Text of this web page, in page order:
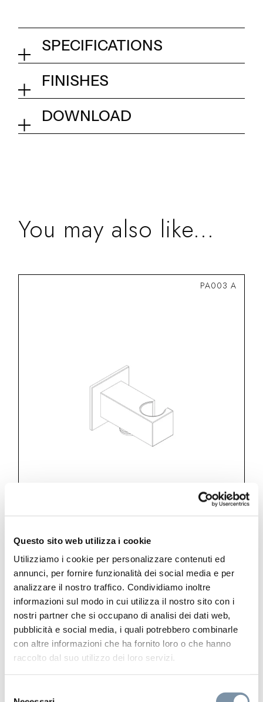
Questo sito web utilizza i cookie
Utilizziamo i cookie per personalizzare contenuti ed
annunci, per fornire funzionalità dei social media e per
analizzare il nostro traffico. Condividiamo inoltre
informazioni sul modo in cui utilizza il nostro sito con i
nostri partner che si occupano di analisi dei dati web,
pubblicità e social media, i quali potrebbero combinarle
con altre informazioni che ha fornito loro o che hanno
raccolto dal suo utilizzo dei loro servizi.
SPECIFICATIONS
Adjustable lateral body jet
40x40 mm
Collection
Kits and accessories
FINISHES
01Q - Chrome
DOWNLOAD
Tech info
You may also like...
PA003 A
Kits and accessories
Wall elbow with shower holder